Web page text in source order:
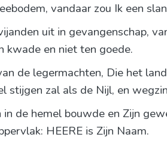
vandaar zou Ik een
uit in gevangenschap,
kwade en niet ten goede.
de legermachten, Die het
stijgen zal als de Nijl, en
in de hemel bouwde en Zijn
HEERE is Zijn Naam.